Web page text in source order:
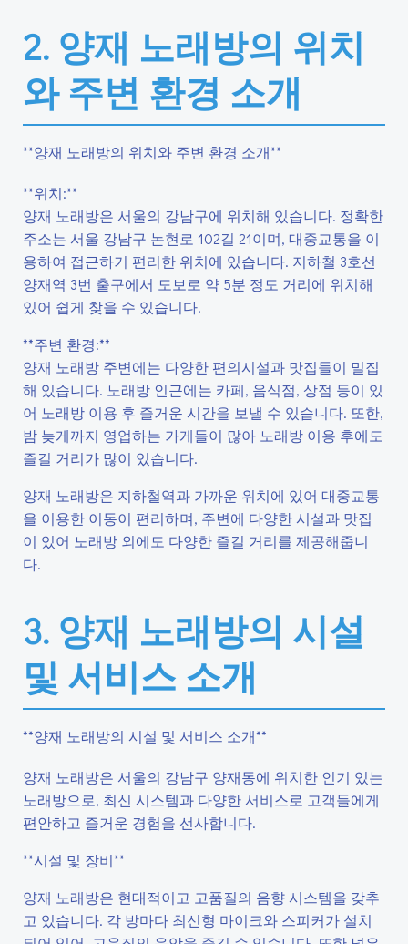
2. 양재 노래방의 위치
와 주변 환경 소개
**양재 노래방의 위치와 주변 환경 소개**
**위치:**
양재 노래방은 서울의 강남구에 위치해 있습니다. 정확한
주소는 서울 강남구 논현로 102길 21이며, 대중교통을 이
용하여 접근하기 편리한 위치에 있습니다. 지하철 3호선
양재역 3번 출구에서 도보로 약 5분 정도 거리에 위치해
있어 쉽게 찾을 수 있습니다.
**주변 환경:**
양재 노래방 주변에는 다양한 편의시설과 맛집들이 밀집
해 있습니다. 노래방 인근에는 카페, 음식점, 상점 등이 있
어 노래방 이용 후 즐거운 시간을 보낼 수 있습니다. 또한,
밤 늦게까지 영업하는 가게들이 많아 노래방 이용 후에도
즐길 거리가 많이 있습니다.
양재 노래방은 지하철역과 가까운 위치에 있어 대중교통
을 이용한 이동이 편리하며, 주변에 다양한 시설과 맛집
이 있어 노래방 외에도 다양한 즐길 거리를 제공해줍니
다.
3. 양재 노래방의 시설
및 서비스 소개
**양재 노래방의 시설 및 서비스 소개**
양재 노래방은 서울의 강남구 양재동에 위치한 인기 있는
노래방으로, 최신 시스템과 다양한 서비스로 고객들에게
편안하고 즐거운 경험을 선사합니다.
**시설 및 장비**
양재 노래방은 현대적이고 고품질의 음향 시스템을 갖추
고 있습니다. 각 방마다 최신형 마이크와 스피커가 설치